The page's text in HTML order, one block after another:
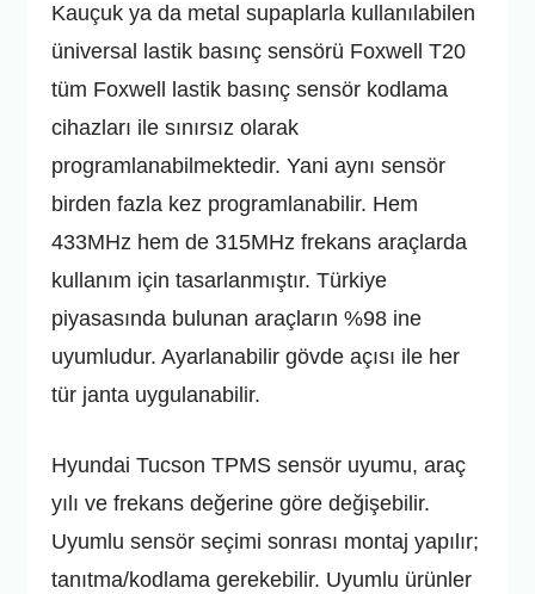
Kauçuk ya da metal supaplarla kullanılabilen
üniversal lastik basınç sensörü Foxwell T20
tüm Foxwell lastik basınç sensör kodlama
cihazları ile sınırsız olarak
programlanabilmektedir. Yani aynı sensör
birden fazla kez programlanabilir. Hem
433MHz hem de 315MHz frekans araçlarda
kullanım için tasarlanmıştır. Türkiye
piyasasında bulunan araçların %98 ine
uyumludur. Ayarlanabilir gövde açısı ile her
tür janta uygulanabilir.
Hyundai Tucson TPMS sensör uyumu, araç
yılı ve frekans değerine göre değişebilir.
Uyumlu sensör seçimi sonrası montaj yapılır;
tanıtma/kodlama gerekebilir. Uyumlu ürünler